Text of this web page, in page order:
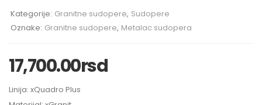
Kategorije: Granitne sudopere, Sudopere
Oznake: Granitne sudopere, Metalac sudopera
17,700.00rsd
Linija: xQuadro Plus